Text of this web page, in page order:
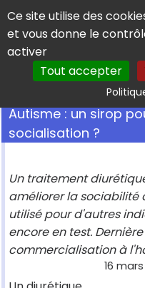
Panneau de gestion des
Ce site utilise des
et vous donne le
activer
Tout accepter
Autisme : un sirop
socialisation ?
Un traitement
améliorer la sociabilité
utilisé pour d'autres
encore en test.
commercialisation à
16 mars